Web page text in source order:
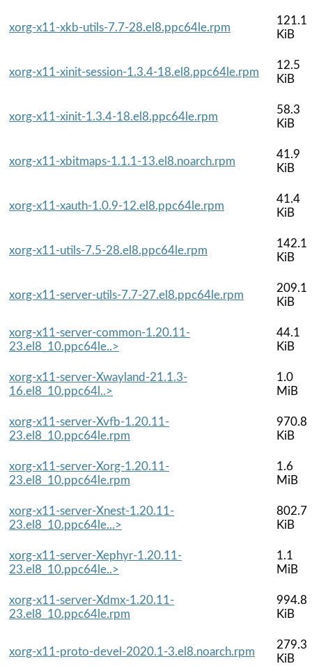
xorg-x11-xkb-utils-7.7-28.el8.ppc64le.rpm
121.1
KiB
xorg-x11-xinit-session-1.3.4-18.el8.ppc64le.rpm
12.5
KiB
xorg-x11-xinit-1.3.4-18.el8.ppc64le.rpm
58.3
KiB
xorg-x11-xbitmaps-1.1.1-13.el8.noarch.rpm
41.9
KiB
xorg-x11-xauth-1.0.9-12.el8.ppc64le.rpm
41.4
KiB
xorg-x11-utils-7.5-28.el8.ppc64le.rpm
142.1
KiB
xorg-x11-server-utils-7.7-27.el8.ppc64le.rpm
209.1
KiB
xorg-x11-server-common-1.20.11-
23.el8_10.ppc64le..>
44.1
KiB
xorg-x11-server-Xwayland-21.1.3-
16.el8_10.ppc64l..>
1.0
MiB
xorg-x11-server-Xvfb-1.20.11-
23.el8_10.ppc64le.rpm
970.8
KiB
xorg-x11-server-Xorg-1.20.11-
23.el8_10.ppc64le.rpm
1.6
MiB
xorg-x11-server-Xnest-1.20.11-
23.el8_10.ppc64le...>
802.7
KiB
xorg-x11-server-Xephyr-1.20.11-
23.el8_10.ppc64le..>
1.1
MiB
xorg-x11-server-Xdmx-1.20.11-
23.el8_10.ppc64le.rpm
994.8
KiB
xorg-x11-proto-devel-2020.1-3.el8.noarch.rpm
279.3
KiB